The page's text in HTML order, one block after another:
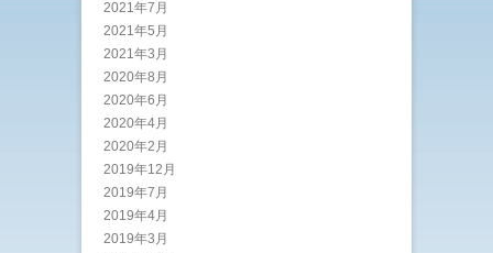
2021年7月
2021年5月
2021年3月
2020年8月
2020年6月
2020年4月
2020年2月
2019年12月
2019年7月
2019年4月
2019年3月